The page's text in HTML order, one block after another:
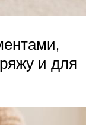
и для